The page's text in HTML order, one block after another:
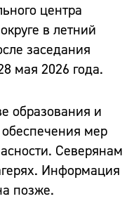
центра
в летний
заседания
мая 2026 года.
образования и
мер
Северянам
Информация
позже.